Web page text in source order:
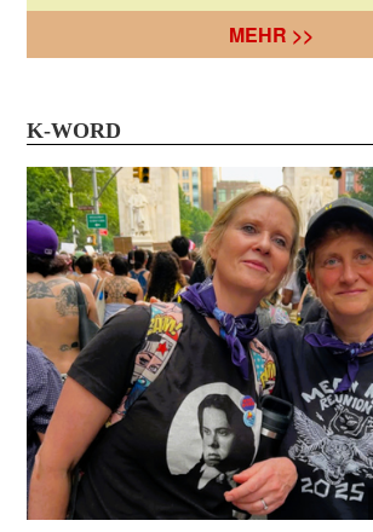
MEHR >>
K-WORD